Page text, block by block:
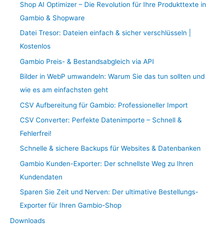
Shop AI Optimizer – Die Revolution für Ihre Produkttexte in
Gambio & Shopware
Datei Tresor: Dateien einfach & sicher verschlüsseln |
Kostenlos
Gambio Preis- & Bestandsabgleich via API
Bilder in WebP umwandeln: Warum Sie das tun sollten und
wie es am einfachsten geht
CSV Aufbereitung für Gambio: Professioneller Import
CSV Converter: Perfekte Datenimporte – Schnell &
Fehlerfrei!
Schnelle & sichere Backups für Websites & Datenbanken
Gambio Kunden-Exporter: Der schnellste Weg zu Ihren
Kundendaten
Sparen Sie Zeit und Nerven: Der ultimative Bestellungs-
Exporter für Ihren Gambio-Shop
Downloads